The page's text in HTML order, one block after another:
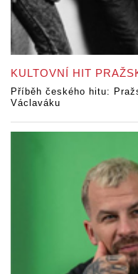
KULTOVNÍ HIT
Příběh českého hitu:
Václaváku